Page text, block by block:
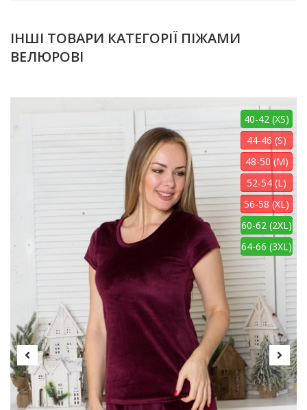
ІНШІ ТОВАРИ КАТЕГОРІЇ ПІЖАМИ
ВЕЛЮРОВІ
40-42 (XS)
44-46 (S)
48-50 (M)
52-54 (L)
56-58 (XL)
60-62 (2XL)
64-66 (3XL)